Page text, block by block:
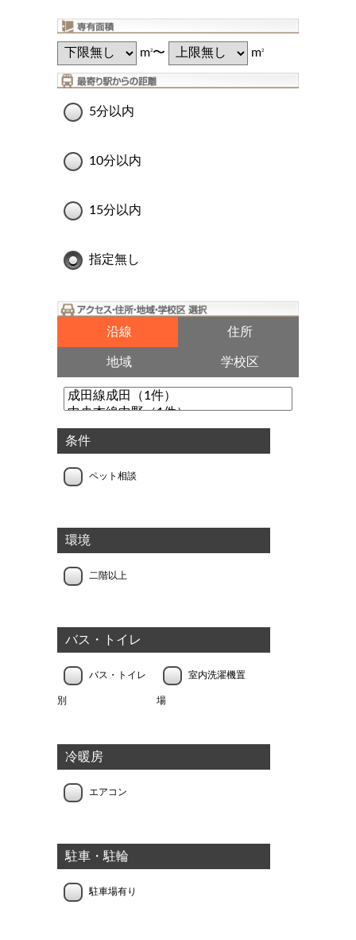
m2〜 m2
5分以内
10分以内
15分以内
指定無し
沿線 住所
地域 学校区
条件
ペット相談
環境
二階以上
バス・トイレ
バス・トイレ
別
室内洗濯機置
場
冷暖房
エアコン
駐車・駐輪
駐車場有り